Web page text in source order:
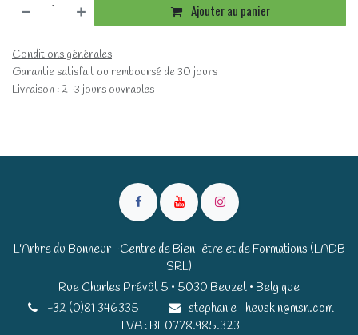
Ajouter au panier
Conditions générales
Garantie satisfait ou remboursé de 30 jours
Livraison : 2-3 jours ouvrables
L'Arbre du Bonheur -Centre de Bien-être et de Formations (LADB
SRL)
Rue Charles Prévôt 5 • 5030 Beuzet • Belgique​​
+32 (0)81 346335
stephanie_heuskin@msn.com
TVA : BE0778.985.323